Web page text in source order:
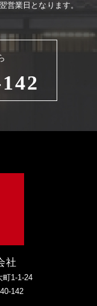
営業⽇となります。
社
町1-1-24
142